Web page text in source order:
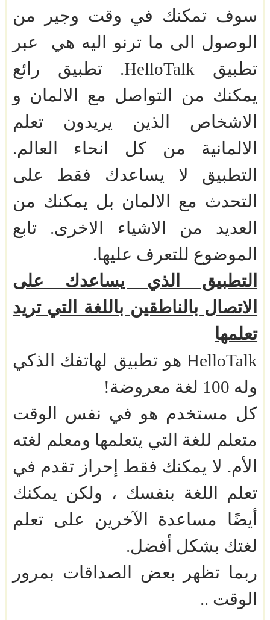
سوف تمكنك في وقت وجير من
الوصول الى ما ترنو اليه هي
عبر
تطبيق HelloTalk. تطبيق رائع
يمكنك من التواصل مع الالمان و
الاشخاص الذين يريدون تعلم
الالمانية من كل انحاء العالم.
التطبيق لا يساعدك فقط على
التحدث مع الالمان بل يمكنك من
العديد من الاشياء الاخرى. تابع
الموضوع للتعرف عليها.
التطبيق الذي يساعدك على
الاتصال بالناطقين باللغة التي تريد
تعلمها
HelloTalk هو تطبيق لهاتفك الذكي
وله 100 لغة معروضة!
كل مستخدم هو في نفس الوقت
متعلم للغة التي يتعلمها ومعلم لغته
الأم. لا يمكنك فقط إحراز تقدم في
تعلم اللغة بنفسك ، ولكن يمكنك
أيضًا مساعدة الآخرين على تعلم
لغتك بشكل أفضل.
ربما تظهر بعض الصداقات بمرور
الوقت ..